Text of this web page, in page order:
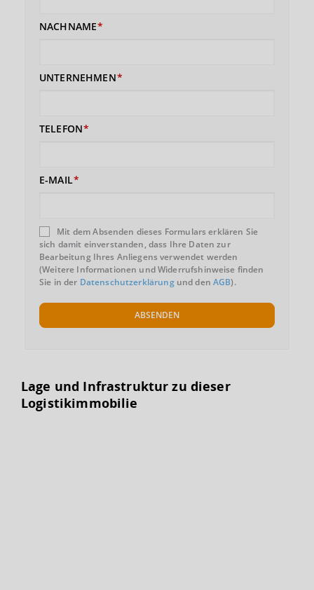
NACHNAME
UNTERNEHMEN
TELEFON
E-MAIL
Mit dem Absenden dieses Formulars erklären Sie
sich damit einverstanden, dass Ihre Daten zur
Bearbeitung Ihres Anliegens verwendet werden
(Weitere Informationen und Widerrufshinweise finden
Sie in der Datenschutzerklärungund denAGB).
ABSENDEN
Lage und Infrastruktur zu dieser
Logistikimmobilie